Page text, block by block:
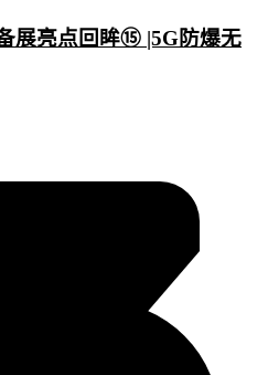
展亮点回眸⑮ |5G防爆无